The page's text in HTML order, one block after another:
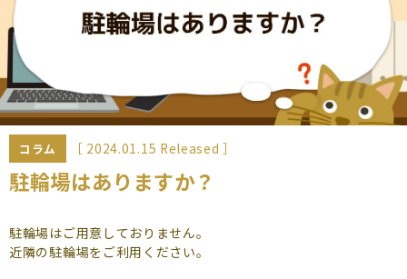
Busico.銀座
料金・サービス
お知らせ
NEWS
Busico.通信
コラム ［ 2024.01.15 Released ］
駐輪場はありますか？
駐輪場はご用意しておりません。
近隣の駐輪場をご利用ください。